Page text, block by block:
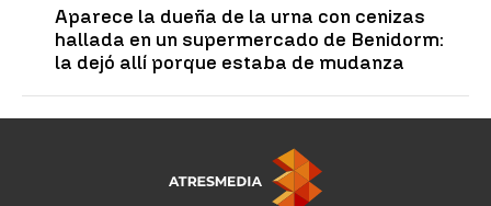
Aparece la dueña de la urna con cenizas
hallada en un supermercado de Benidorm:
la dejó allí porque estaba de mudanza